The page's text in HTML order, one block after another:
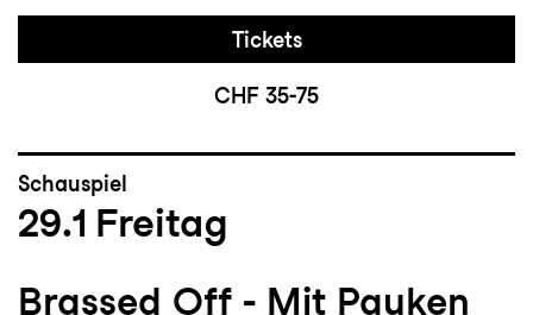
Tickets
CHF 35-75
Schauspiel
29.1 Freitag
Brassed Off - Mit Pauken